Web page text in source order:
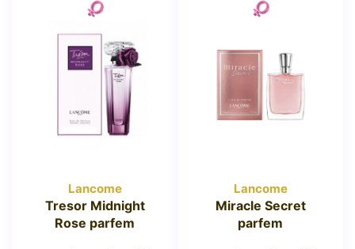
Lancome
Tresor Midnight
Rose parfem
Lancome
Miracle Secret
parfem